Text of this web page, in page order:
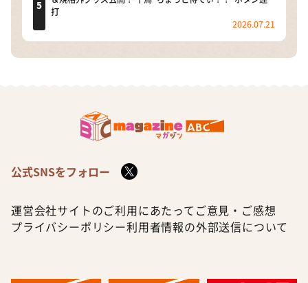
打
2026.07.21
公式SNSをフォロー
運営会社サイトのご利用にあたって ご意見・ご感想
プライバシーポリシー利用者情報の外部送信について